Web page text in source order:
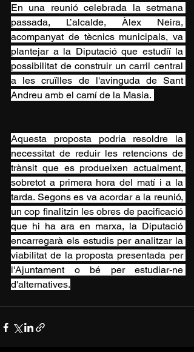
En una reunió celebrada la setmana
passada, L’alcalde, Àlex Neira,
acompanyat de tècnics municipals, va
plantejar a la Diputació que estudiï la
possibilitat de construir un carril central
a les cruïlles de l'avinguda de Sant
Andreu amb el camí de la Masia.
Aquesta proposta podria resoldre la
necessitat de reduir les retencions de
trànsit que es produeixen actualment,
sobretot a primera hora del matí i a la
tarda. Segons es va acordar a la reunió,
un cop finalitzin les obres de pacificació
que hi ha ara en marxa, la Diputació
encarregarà els estudis per analitzar la
viabilitat de la proposta presentada per
l'Ajuntament o bé per estudiar-ne
d'alternatives.